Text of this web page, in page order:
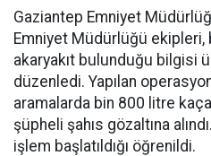
Gaziantep Emniyet
Emniyet Müdürlüğü ekipleri,
akaryakıt bulunduğu bilgisi
düzenledi. Yapılan
aramalarda bin 800 litre
şüpheli şahıs gözaltına
işlem başlatıldığı öğrenildi.